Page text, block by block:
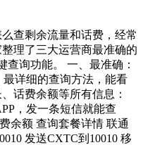
查剩余流量和话费，经常
理了三大运营商最准确的
查询功能。 一、最准确：
详细的查询方法，能看
话费余额等所有信息：
，发一条短信就能查
余额 查询套餐详情 联通
发送CXTC到10010 移